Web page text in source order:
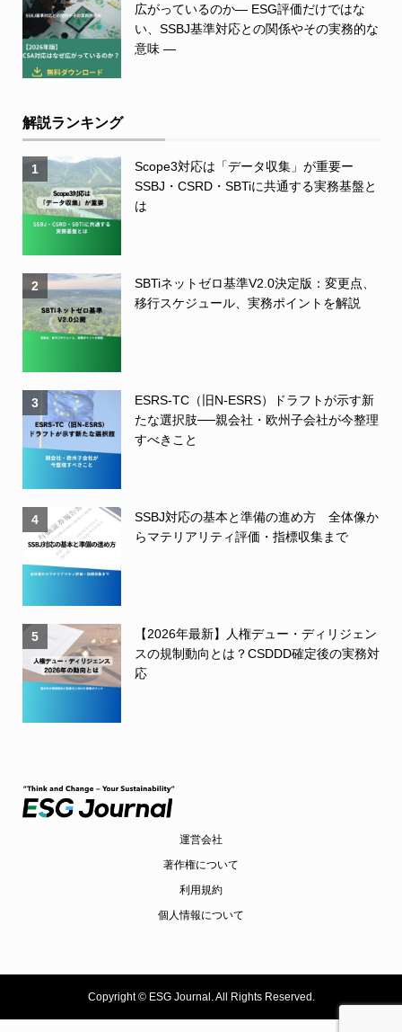
広がっているのか― ESG評価だけではな
い、SSBJ基準対応との関係やその実務的な
意味 ―
解説ランキング
1
Scope3対応は「データ収集」が重要ー
SSBJ・CSRD・SBTiに共通する実務基盤と
は
2
SBTiネットゼロ基準V2.0決定版：変更点、
移行スケジュール、実務ポイントを解説
3
ESRS-TC（旧N-ESRS）ドラフトが示す新
たな選択肢──親会社・欧州子会社が今整理
すべきこと
4
SSBJ対応の基本と準備の進め方 全体像か
らマテリアリティ評価・指標収集まで
5
【2026年最新】人権デュー・ディリジェン
スの規制動向とは？CSDDD確定後の実務対
応
運営会社
著作権について
利用規約
個人情報について
Copyright ©ESG Journal. All Rights Reserved.